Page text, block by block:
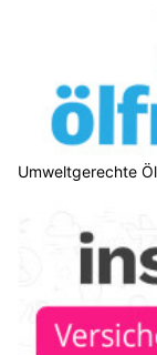
Umweltgerechte